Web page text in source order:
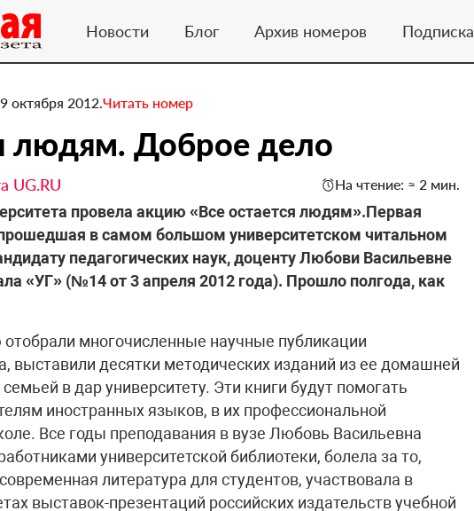
Новости Блог Архив номеров Подписка
октября 2012.Читать номер
людям. Доброе дело
UG.RU На чтение: ≈ 2 мин.
провела акцию «Все остается людям».Первая
в самом большом университетском читальном
педагогических наук, доценту Любови Васильевне
«УГ» (№14 от 3 апреля 2012 года). Прошло полгода, как
многочисленные научные публикации
выставили десятки методических изданий из ее домашней
в дар университету. Эти книги будут помогать
иностранных языков, в их профессиональной
Все годы преподавания в вузе Любовь Васильевна
университетской библиотеки, болела за то,
литература для студентов, участвовала в
выставок-презентаций российских издательств учебной